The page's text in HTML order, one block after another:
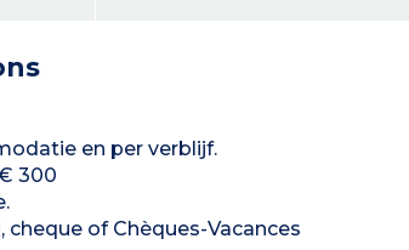
en per verblijf.
300
of Chèques-Vacances